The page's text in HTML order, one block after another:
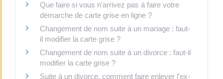
Que faire si vous n'arrivez pas à faire votre
démarche de carte grise en ligne ?
Changement de nom suite à un mariage : faut-
il modifier la carte grise ?
Changement de nom suite à un divorce : faut-il
modifier la carte grise ?
Suite à un divorce, comment faire enlever l'ex-